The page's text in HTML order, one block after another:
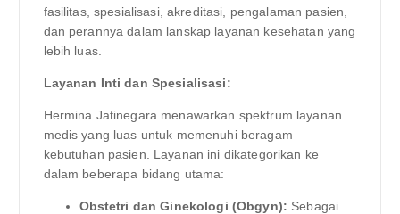
fasilitas, spesialisasi, akreditasi, pengalaman pasien,
dan perannya dalam lanskap layanan kesehatan yang
lebih luas.
Layanan Inti dan Spesialisasi:
Hermina Jatinegara menawarkan spektrum layanan
medis yang luas untuk memenuhi beragam
kebutuhan pasien. Layanan ini dikategorikan ke
dalam beberapa bidang utama:
Obstetri dan Ginekologi (Obgyn): Sebagai